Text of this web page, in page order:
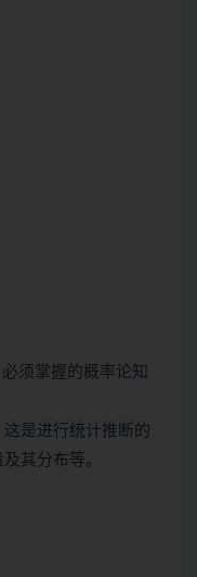
须掌握的概率论知
是进行统计推断的
其分布等。